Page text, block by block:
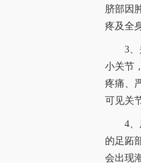
脐部因
疼及全
3、关
小关节
疼痛、
可见关
4、局
的足跖
会出现